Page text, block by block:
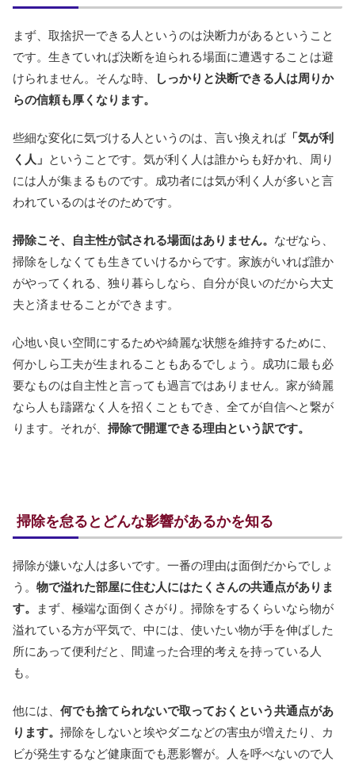
まず、取捨択一できる人というのは決断力があるということ
です。生きていれば決断を迫られる場面に遭遇することは避
けられません。そんな時、
しっかりと決断できる人は周りか
らの信頼も厚くなります。
些細な変化に気づける人というのは、言い換えれば「気が利
く人」 ということです。気が利く人は誰からも好かれ、周り
には人が集まるものです。成功者には気が利く人が多いと言
われているのはそのためです。
掃除こそ、自主性が試される場面はありません。 なぜなら、
掃除をしなくても生きていけるからです。家族がいれば誰か
がやってくれる、独り暮らしなら、自分が良いのだから大丈
夫と済ませることができます。
心地い良い空間にするためや綺麗な状態を維持するために、
何かしら工夫が生まれることもあるでしょう。成功に最も必
要なものは自主性と言っても過言ではありません。家が綺麗
なら人も躊躇なく人を招くこともでき、全てが自信へと繋が
ります。それが、 掃除で開運できる理由という訳です。
掃除を怠るとどんな影響があるかを知る
掃除が嫌いな人は多いです。一番の理由は面倒だからでしょ
う。 物で溢れた部屋に住む人にはたくさんの共通点がありま
す。
まず、極端な面倒くさがり。掃除をするくらいなら物が
溢れている方が平気で、中には、使いたい物が手を伸ばした
所にあって便利だと、間違った合理的考えを持っている人
も。
他には、 何でも捨てられないで取っておくという共通点があ
ります。 掃除をしないと埃やダニなどの害虫が増えたり、カ
ビが発生するなど健康面でも悪影響が。人を呼べないので人